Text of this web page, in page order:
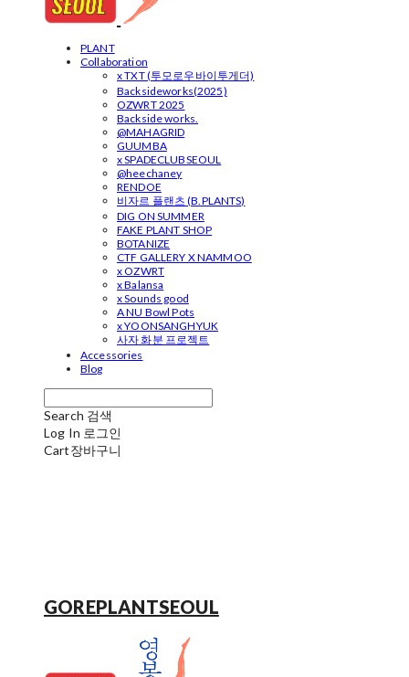
PLANT
Collaboration
x TXT (투모로우바이투게더)
Backsideworks(2025)
OZWRT 2025
Backside works.
@MAHAGRID
GUUMBA
x SPADECLUBSEOUL
@heechaney
RENDOE
비자르 플랜츠 (B.PLANTS)
DIG ON SUMMER
FAKE PLANT SHOP
BOTANIZE
CTF GALLERY X NAMMOO
x OZWRT
x Balansa
x Sounds good
A NU Bowl Pots
x YOONSANGHYUK
사자 화분 프로젝트
Accessories
Blog
Search 검색
Log In 로그인
Cart장바구니
GOREPLANTSEOUL